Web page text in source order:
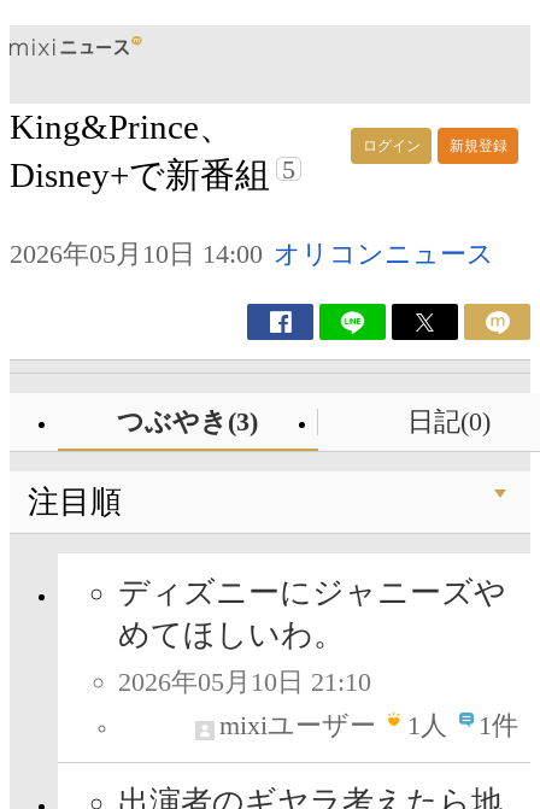
ログイン 新規登録
King&Prince、
Disney+で新番組
5
2026年05月10日 14:00 オリコンニュース
つぶやき(3) 日記(0)
注目順
ディズニーにジャニーズや
めてほしいわ。
2026年05月10日 21:10
mixiユーザー
1人 1件